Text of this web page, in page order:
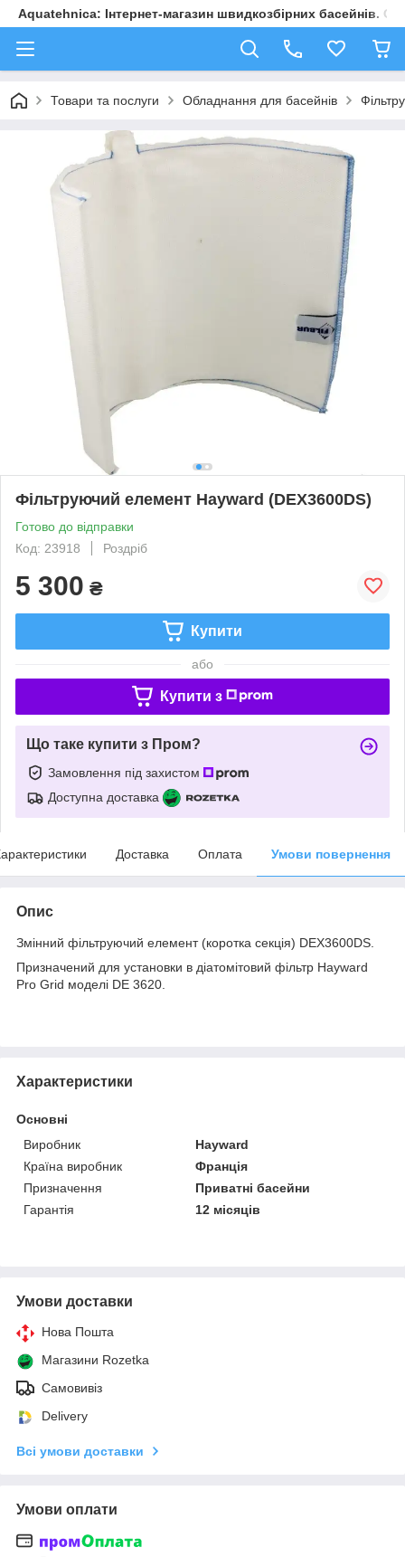
Aquatehnica: Інтернет-магазин швидкозбірних басейнів.
Товари та послуги Обладнання для басейнів
Фільтруючий елемент Hayward (DEX3600DS)
Готово до відправки
Код: 23918
Роздріб
5 300 ₴
Купити
або
Купити з
Що таке купити з Пром?
Замовлення під захистом
Доступна доставка
Доставка Оплата Умови повернення
Опис
Змінний фільтруючий елемент (коротка секція) DEX3600DS.
Призначений для установки в діатомітовий фільтр Hayward
Pro Grid моделі DE 3620.
Характеристики
Основні
Виробник
Hayward
Країна виробник
Франція
Призначення
Приватні басейни
Гарантія
12 місяців
Умови доставки
Нова Пошта
Магазини Rozetka
Самовивіз
Delivery
Всі умови доставки
Умови оплати